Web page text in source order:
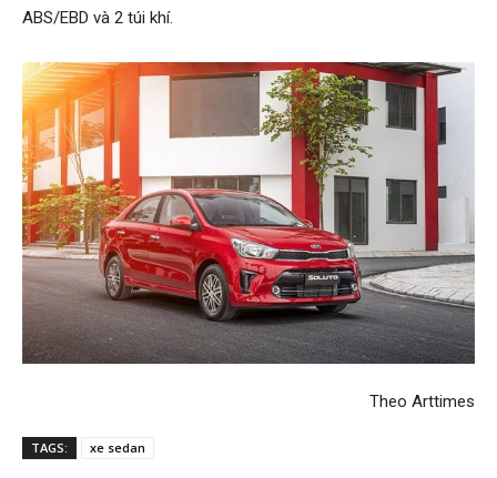
ABS/EBD và 2 túi khí.
Theo Arttimes​
TAGS: xe sedan